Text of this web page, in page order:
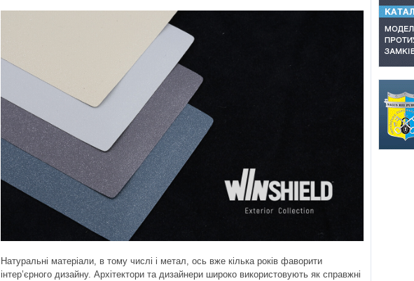
Натуральні матеріали, в тому числі і метал, ось вже кілька років фаворити
інтер’єрного дизайну. Архітектори та дизайнери широко використовують як справжні